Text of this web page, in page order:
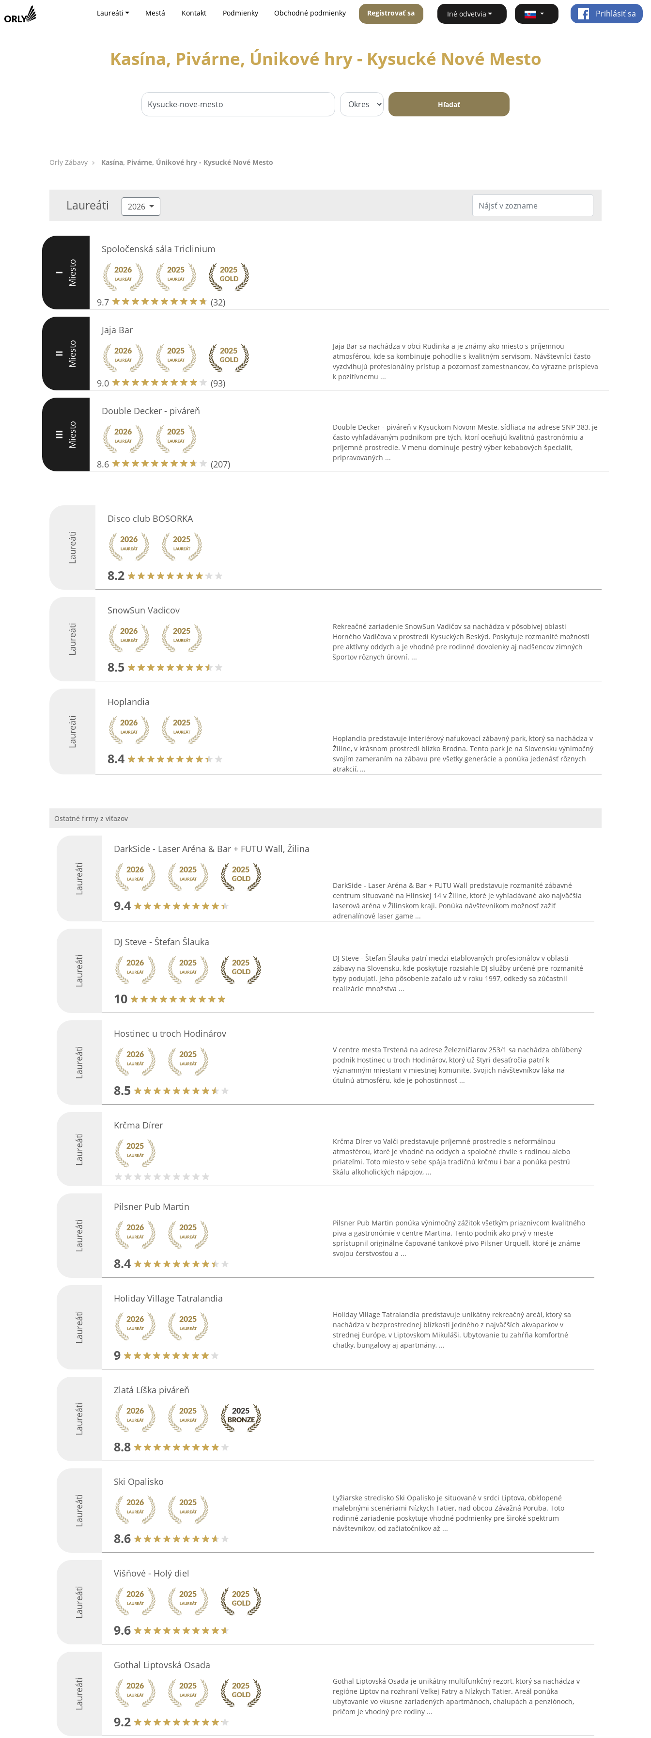
Laureáti Mestá Kontakt Podmienky Obchodné podmienky Registrovať sa Iné odvetvia Prihlásiť sa
Kasína, Pivárne, Únikové hry - Kysucké Nové Mesto
Hľadať
Orly Zábavy Kasína, Pivárne, Únikové hry - Kysucké Nové Mesto
Laureáti 2026
I Miesto
Spoločenská sála Triclinium
9.7 (32)
II Miesto
Jaja Bar
9.0 (93)
Jaja Bar sa nachádza v obci Rudinka a je známy ako miesto s príjemnou
atmosférou, kde sa kombinuje pohodlie s kvalitným servisom. Návštevníci často
vyzdvihujú profesionálny prístup a pozornosť zamestnancov, čo výrazne prispieva
k pozitívnemu ...
III Miesto
Double Decker - piváreň
8.6 (207)
Double Decker - piváreň v Kysuckom Novom Meste, sídliaca na adrese SNP 383, je
často vyhľadávaným podnikom pre tých, ktorí oceňujú kvalitnú gastronómiu a
príjemné prostredie. V menu dominuje pestrý výber kebabových špecialít,
pripravovaných ...
Laureáti
Disco club BOSORKA
8.2
Laureáti
SnowSun Vadicov
8.5
Rekreačné zariadenie SnowSun Vadičov sa nachádza v pôsobivej oblasti
Horného Vadičova v prostredí Kysuckých Beskýd. Poskytuje rozmanité možnosti
pre aktívny oddych a je vhodné pre rodinné dovolenky aj nadšencov zimných
športov rôznych úrovní. ...
Laureáti
Hoplandia
8.4
Hoplandia predstavuje interiérový nafukovací zábavný park, ktorý sa nachádza v
Žiline, v krásnom prostredí blízko Brodna. Tento park je na Slovensku výnimočný
svojím zameraním na zábavu pre všetky generácie a ponúka jedenásť rôznych
atrakcií, ...
Ostatné firmy z viťazov
Laureáti
DarkSide - Laser Aréna & Bar + FUTU Wall, Žilina
9.4
DarkSide - Laser Aréna & Bar + FUTU Wall predstavuje rozmanité zábavné
centrum situované na Hlinskej 14 v Žiline, ktoré je vyhľadávané ako najväčšia
laserová aréna v Žilinskom kraji. Ponúka návštevníkom možnosť zažiť
adrenalínové laser game ...
Laureáti
DJ Steve - Štefan Šlauka
10
DJ Steve - Štefan Šlauka patrí medzi etablovaných profesionálov v oblasti
zábavy na Slovensku, kde poskytuje rozsiahle DJ služby určené pre rozmanité
typy podujatí. Jeho pôsobenie začalo už v roku 1997, odkedy sa zúčastnil
realizácie množstva ...
Laureáti
Hostinec u troch Hodinárov
8.5
V centre mesta Trstená na adrese Železničiarov 253/1 sa nachádza obľúbený
podnik Hostinec u troch Hodinárov, ktorý už štyri desaťročia patrí k
významným miestam v miestnej komunite. Svojich návštevníkov láka na
útulnú atmosféru, kde je pohostinnosť ...
Laureáti
Krčma Dírer
Krčma Dírer vo Valči predstavuje príjemné prostredie s neformálnou
atmosférou, ktoré je vhodné na oddych a spoločné chvíle s rodinou alebo
priateľmi. Toto miesto v sebe spája tradičnú krčmu i bar a ponúka pestrú
škálu alkoholických nápojov, ...
Laureáti
Pilsner Pub Martin
8.4
Pilsner Pub Martin ponúka výnimočný zážitok všetkým priaznivcom kvalitného
piva a gastronómie v centre Martina. Tento podnik ako prvý v meste
sprístupnil originálne čapované tankové pivo Pilsner Urquell, ktoré je známe
svojou čerstvosťou a ...
Laureáti
Holiday Village Tatralandia
9
Holiday Village Tatralandia predstavuje unikátny rekreačný areál, ktorý sa
nachádza v bezprostrednej blízkosti jedného z najväčších akvaparkov v
strednej Európe, v Liptovskom Mikuláši. Ubytovanie tu zahŕňa komfortné
chatky, bungalovy aj apartmány, ...
Laureáti
Zlatá Líška piváreň
8.8
Laureáti
Ski Opalisko
8.6
Lyžiarske stredisko Ski Opalisko je situované v srdci Liptova, obklopené
malebnými scenériami Nízkych Tatier, nad obcou Závažná Poruba. Toto
rodinné zariadenie poskytuje vhodné podmienky pre široké spektrum
návštevníkov, od začiatočníkov až ...
Laureáti
Višňové - Holý diel
9.6
Laureáti
Gothal Liptovská Osada
9.2
Gothal Liptovská Osada je unikátny multifunkčný rezort, ktorý sa nachádza v
regióne Liptov na rozhraní Veľkej Fatry a Nízkych Tatier. Areál ponúka
ubytovanie vo vkusne zariadených apartmánoch, chalupách a penziónoch,
pričom je vhodný pre rodiny ...